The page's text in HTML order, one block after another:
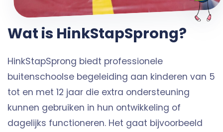
Wat is HinkStapSprong?
HinkStapSprong biedt professionele
buitenschoolse begeleiding aan kinderen van 5
tot en met 12 jaar die extra ondersteuning
kunnen gebruiken in hun ontwikkeling of
dagelijks functioneren. Het gaat bijvoorbeeld